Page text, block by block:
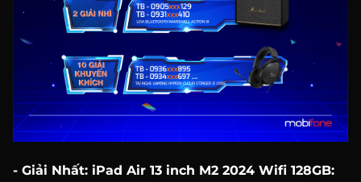
- Giải Nhất: iPad Air 13 inch M2 2024 Wifi 128GB: